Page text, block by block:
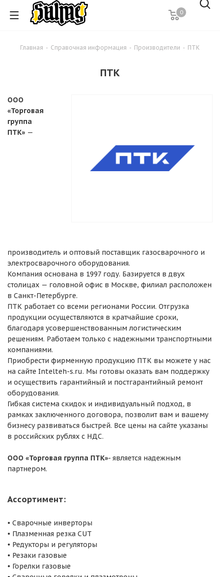
0
Главная - Справочная информация - Производители - ПТК
ПТК
ООО
«Торговая
группа
ПТК» —
производитель и оптовый поставщик газосварочного и
электросварочного оборудования.
Компания основана в 1997 году. Базируется в двух
столицах — головной офис в Москве, филиал расположен
в Санкт-Петербурге.
ПТК работает со всеми регионами России. Отгрузка
продукции осуществляются в кратчайшие сроки,
благодаря усовершенствованным логистическим
решениям. Работаем только с надежными транспортными
компаниями.
Приобрести фирменную продукцию ПТК вы можете у нас
на сайте Intelteh-s.ru. Мы готовы оказать вам поддержку
и осуществить гарантийный и постгарантийный ремонт
оборудования.
Гибкая система скидок и индивидуальный подход, в
рамках заключенного договора, позволит вам и вашему
бизнесу развиваться быстрей. Все цены на сайте указаны
в российских рублях с НДС.
ООО «Торговая группа ПТК»- является надежным
партнером.
Ассортимент:
• Сварочные инверторы
• Плазменная резка CUT
• Редукторы и регуляторы
• Резаки газовые
• Горелки газовые